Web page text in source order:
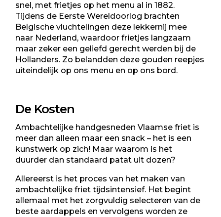
snel, met frietjes op het menu al in 1882.
Tijdens de Eerste Wereldoorlog brachten
Belgische vluchtelingen deze lekkernij mee
naar Nederland, waardoor frietjes langzaam
maar zeker een geliefd gerecht werden bij de
Hollanders. Zo belandden deze gouden reepjes
uiteindelijk op ons menu en op ons bord.
De Kosten
Ambachtelijke handgesneden Vlaamse friet is
meer dan alleen maar een snack – het is een
kunstwerk op zich! Maar waarom is het
duurder dan standaard patat uit dozen?
Allereerst is het proces van het maken van
ambachtelijke friet tijdsintensief. Het begint
allemaal met het zorgvuldig selecteren van de
beste aardappels en vervolgens worden ze